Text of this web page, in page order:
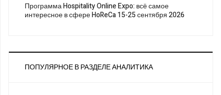
Программа Hospitality Online Expo: всё самое
интересное в сфере HoReCa 15-25 сентября 2026
ПОПУЛЯРНОЕ В РАЗДЕЛЕ АНАЛИТИКА